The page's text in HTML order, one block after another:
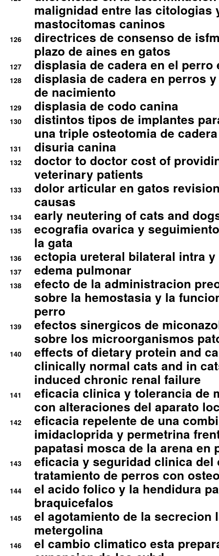
malignidad entre las citologias
mastocitomas caninos
126
directrices de consenso de
plazo de aines en gatos
127 displasia de cadera en el perro
128
displasia de cadera en perros
de nacimiento
129 displasia de codo canina
130
distintos tipos de implantes
una triple osteotomia de cadera
131 disuria canina
132
doctor to doctor cost of
veterinary patients
133
dolor articular en gatos
causas
134 early neutering of cats and
135
ecografia ovarica y
la gata
136 ectopia ureteral bilateral intra
137 edema pulmonar
138
efecto de la administracion
sobre la hemostasia y la
perro
139
efectos sinergicos de
sobre los microorganismos
140
effects of dietary protein and
clinically normal cats and in
induced chronic renal failure
141
eficacia clinica y tolerancia de
con alteraciones del aparato
142
eficacia repelente de una
imidacloprida y permetrina
papatasi mosca de la arena en
143
eficacia y seguridad clinica del
tratamiento de perros con
144
el acido folico y la hendidura
braquicefalos
145
el agotamiento de la secrecion
metergolina
146
el cambio climatico esta